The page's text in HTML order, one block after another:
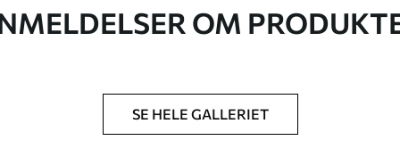
du har angivet, og skæres i identiske
OM
SE HELE GALLERIET